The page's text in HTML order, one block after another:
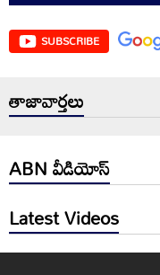
SUBSCRIBE
తాజావార్తలు
ABN వీడియోస్
Latest Videos